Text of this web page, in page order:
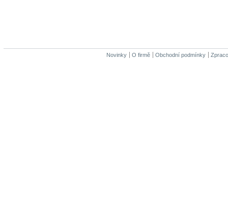
Novinky O firmě Obchodní podmínky